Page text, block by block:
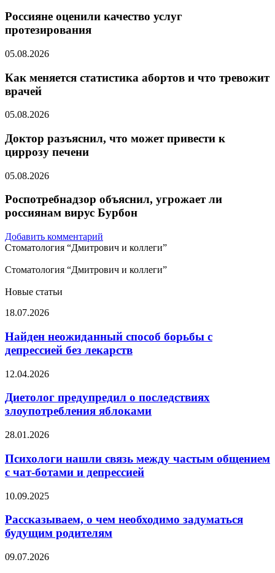
Россияне оценили качество услуг
протезирования
05.08.2026
Как меняется статистика абортов и что тревожит
врачей
05.08.2026
Доктор разъяснил, что может привести к
циррозу печени
05.08.2026
Роспотребнадзор объяснил, угрожает ли
россиянам вирус Бурбон
Добавить комментарий
Стоматология “Дмитрович и коллеги”
Стоматология “Дмитрович и коллеги”
Новые статьи
Найден
способ
борьбы
с
без
18.07.2026
Найден неожиданный способ борьбы с
депрессией без лекарств
Диетолог
о
последствиях
злоупотребления
12.04.2026
Диетолог предупредил о последствиях
злоупотребления яблоками
Психологи
связь
между
частым
с
ботами
и
28.01.2026
Психологи нашли связь между частым общением
с чат-ботами и депрессией
Рассказываем,
чем
необходимо
задуматься
родителям
10.09.2025
Рассказываем, о чем необходимо задуматься
будущим родителям
Девять
09.07.2026